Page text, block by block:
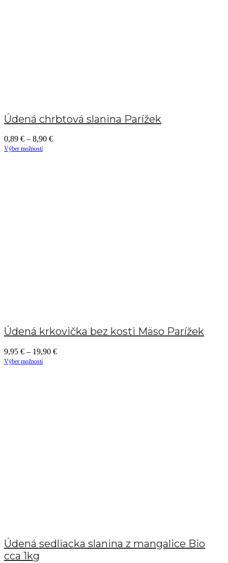
Údená chrbtová slanina Parížek
0,89 € – 8,90 €
Výber možností
Údená krkovička bez kosti Mäso Parížek
9,95 € – 19,90 €
Výber možností
Údená sedliacka slanina z mangalice Bio
cca 1kg